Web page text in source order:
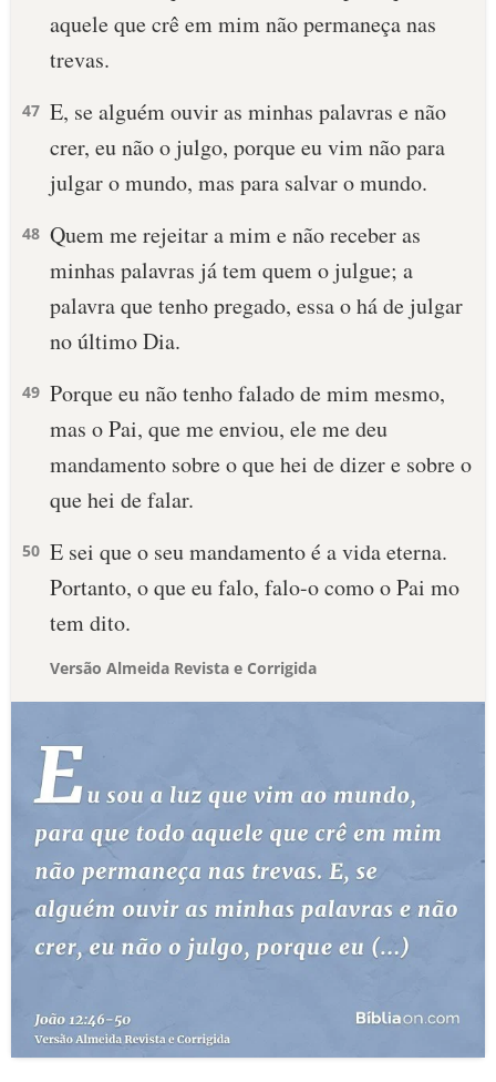
aquele que crê em mim não permaneça nas
trevas.
47 E, se alguém ouvir as minhas palavras e não
crer, eu não o julgo, porque eu vim não para
julgar o mundo, mas para salvar o mundo.
48 Quem me rejeitar a mim e não receber as
minhas palavras já tem quem o julgue; a
palavra que tenho pregado, essa o há de julgar
no último Dia.
49 Porque eu não tenho falado de mim mesmo,
mas o Pai, que me enviou, ele me deu
mandamento sobre o que hei de dizer e sobre o
que hei de falar.
50 E sei que o seu mandamento é a vida eterna.
Portanto, o que eu falo, falo-o como o Pai mo
tem dito.
Versão Almeida Revista e Corrigida